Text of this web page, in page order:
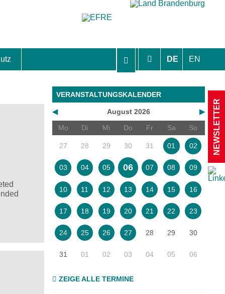
DE EN
VERANSTALTUNGSKALENDER
◀ ▶
August 2026
Mo
Di Mi Do Fr Sa So
27 28 29 30 31 01 02
03 04 05 06 07 08 09
10 11 12 13 14 15 16
17 18 19 20 21 22 23
24 25 26 27 28 29 30
31 01 02 03 04 05 06
ZEIGE ALLE TERMINE
NEWSLETTER